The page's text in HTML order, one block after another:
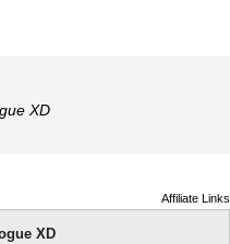
XD
Affiliate Links
XD